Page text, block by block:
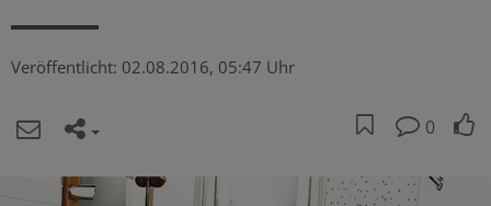
Veröffentlicht: 02.08.2016, 05:47 Uhr
0